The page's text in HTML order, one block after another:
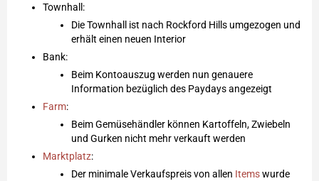
Townhall:
Die Townhall ist nach Rockford Hills umgezogen und
erhält einen neuen Interior
Bank:
Beim Kontoauszug werden nun genauere
Information bezüglich des Paydays angezeigt
Farm:
Beim Gemüsehändler können Kartoffeln, Zwiebeln
und Gurken nicht mehr verkauft werden
Marktplatz:
Der minimale Verkaufspreis von allen Itemswurde